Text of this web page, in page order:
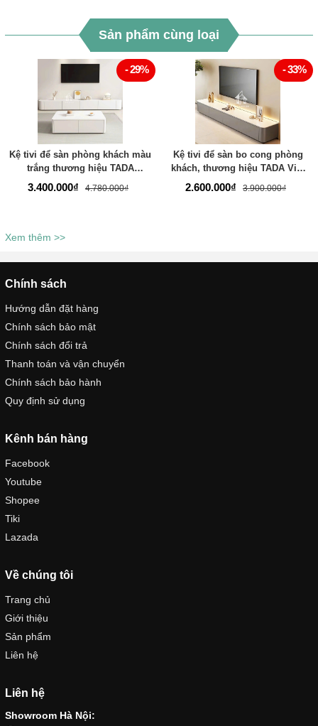
Sản phẩm cùng loại
- 29%
Kệ tivi để sàn phòng khách màu
trắng thương hiệu TADA
VIETNAM- TDTV886
3.400.000₫ 4.780.000₫
- 33%
Kệ tivi để sàn bo cong phòng
khách, thương hiệu TADA Việt
Nam TDTV04
2.600.000₫ 3.900.000₫
Xem thêm >>
Chính sách
Hướng dẫn đặt hàng
Chính sách bảo mật
Chính sách đổi trả
Thanh toán và vận chuyển
Chính sách bảo hành
Quy định sử dụng
Kênh bán hàng
Facebook
Youtube
Shopee
Tiki
Lazada
Về chúng tôi
Trang chủ
Giới thiệu
Sản phẩm
Liên hệ
Liên hệ
Showroom Hà Nội: